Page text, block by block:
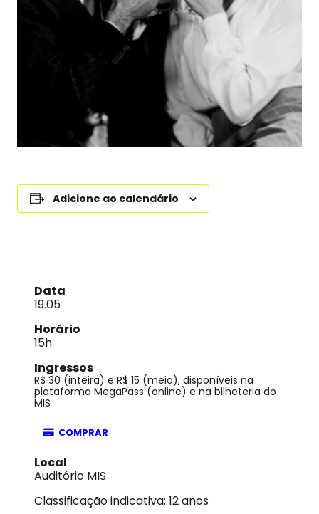
Adicione ao calendário
Data
19.05
Horário
15h
Ingressos
R$ 30 (inteira) e R$ 15 (meia), disponíveis na
plataforma MegaPass (online) e na bilheteria do
MIS
COMPRAR
Local
Auditório MIS
Classificação indicativa: 12 anos